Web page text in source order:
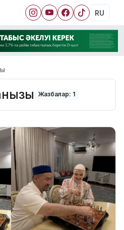
RU
Жазбалар: 1